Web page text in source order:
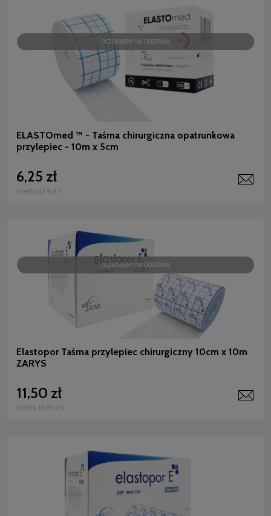
ELASTOmed ™ - Taśma chirurgiczna opatrunkowa
przylepiec - 10m x 5cm
6,25 zł
(netto: 5,79 zł )
OCZEKUJEMY NA DOSTAWĘ
Elastopor Taśma przylepiec chirurgiczny 10cm x 10m
ZARYS
11,50 zł
(netto: 10,65 zł )
OCZEKUJEMY NA DOSTAWĘ